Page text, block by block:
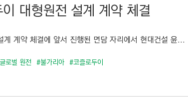
대형원전 설계 계약 체결
계약 체결에 앞서 진행된 면담 자리에서 현대건설 윤...
로벌 원전 #불가리아 #코즐로두이